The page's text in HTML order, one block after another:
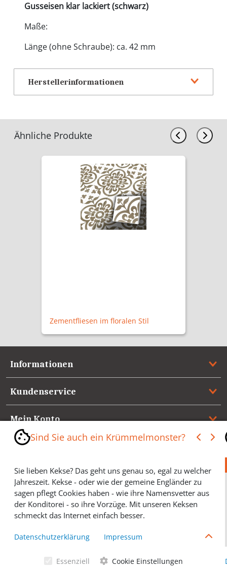
Gusseisen klar lackiert (schwarz)
Maße:
Länge (ohne Schraube): ca. 42 mm
Herstellerinformationen
Ähnliche Produkte
B7830
Informationen
Kundenservice
Mein Konto
Referenzen
Medienspiegel & Presseinformationen
*** Vertrag widerrufen ***
Sind Sie auch ein Krümmelmonster?
Sie lieben Kekse? Das geht uns genau so, egal zu welcher
Jahreszeit. Kekse - oder wie der gemeine Engländer zu
sagen pflegt Cookies haben - wie ihre Namensvetter aus
der Konditorei - so ihre Vorzüge. Mit unseren Keksen
schmeckt das Internet einfach besser.
Cookies helfen Ihnen, Ihre gewünschten Artikel schneller
Werbung sparen und selbstverständlich anonyme
Statistiken erstellen (#Ehrensache). Deshalb schmecken
Datenschutzerklärung Impressum
Essenziell Cookie Einstellungen